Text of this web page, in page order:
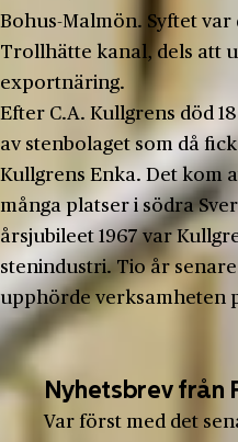
Bohus-Malmön. Syftet
Trollhätte kanal, dels att
exportnäring.
Efter C.A. Kullgrens död
av stenbolaget som då
Kullgrens Enka. Det kom
många platser i södra
årsjubileet 1967 var
stenindustri. Tio år
upphörde verksamheten
Nyhetsbrev från
Var först med det